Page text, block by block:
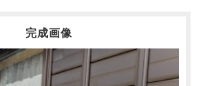
完成画像